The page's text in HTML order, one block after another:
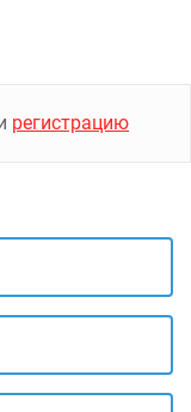
регистрацию